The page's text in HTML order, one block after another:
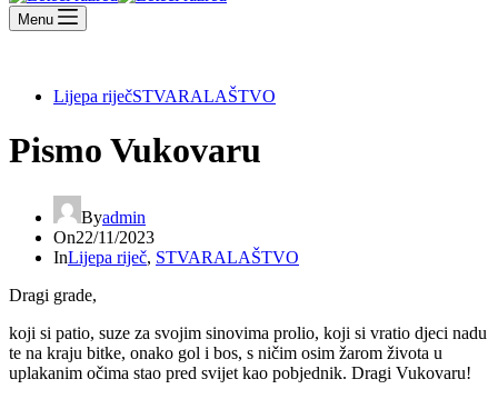
Menu
Lijepa riječSTVARALAŠTVO
Pismo Vukovaru
Byadmin
On22/11/2023
InLijepa riječ, STVARALAŠTVO
Dragi grade,
koji si patio, suze za svojim sinovima prolio, koji si vratio djeci nadu
te na kraju bitke, onako gol i bos, s ničim osim žarom života u
uplakanim očima stao pred svijet kao pobjednik. Dragi Vukovaru!